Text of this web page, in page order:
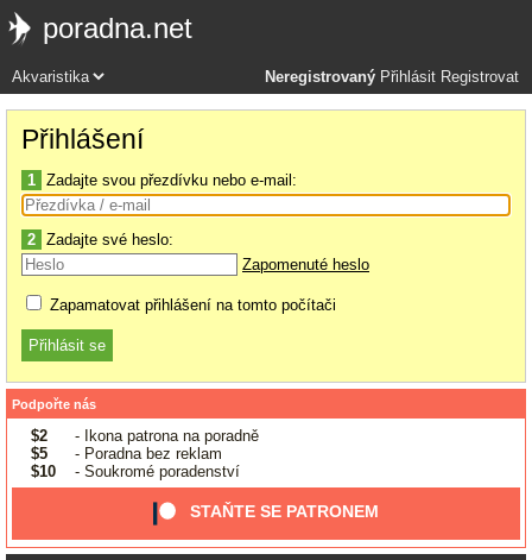
poradna.net
Neregistrovaný Přihlásit Registrovat
Přihlášení
1 Zadajte svou přezdívku nebo e-mail:
2 Zadajte své heslo:
Zapomenuté heslo
Zapamatovat přihlášení na tomto počítači
Podpořte nás
$2
- Ikona patrona na poradně
$5
- Poradna bez reklam
$10
- Soukromé poradenství
STAŇTE SE PATRONEM